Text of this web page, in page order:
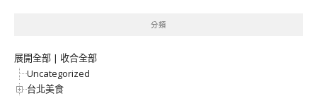
分類
展開全部 | 收合全部
Uncategorized
台北美食